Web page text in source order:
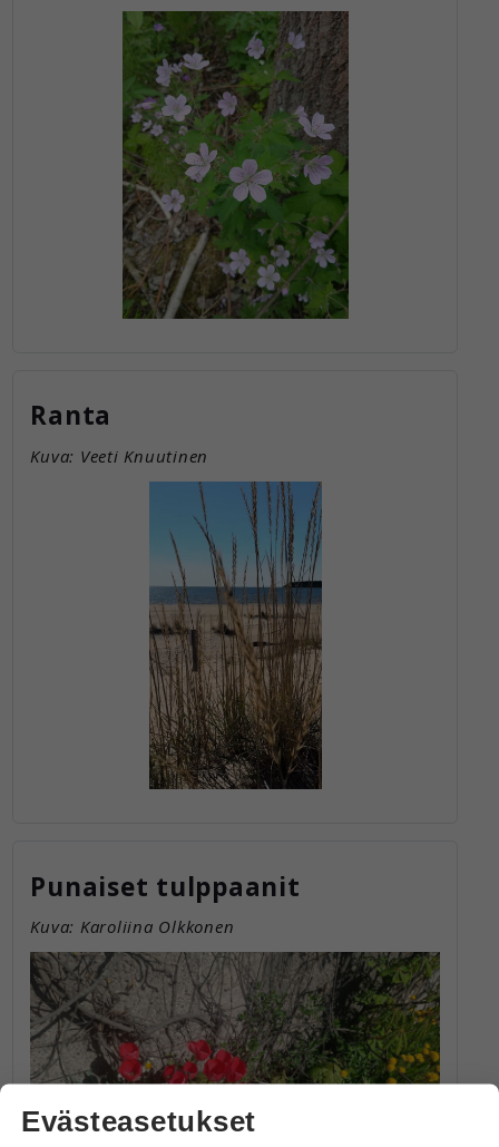
Ranta
Kuva: Veeti Knuutinen
Punaiset tulppaanit
Kuva: Karoliina Olkkonen
Evästeasetukset